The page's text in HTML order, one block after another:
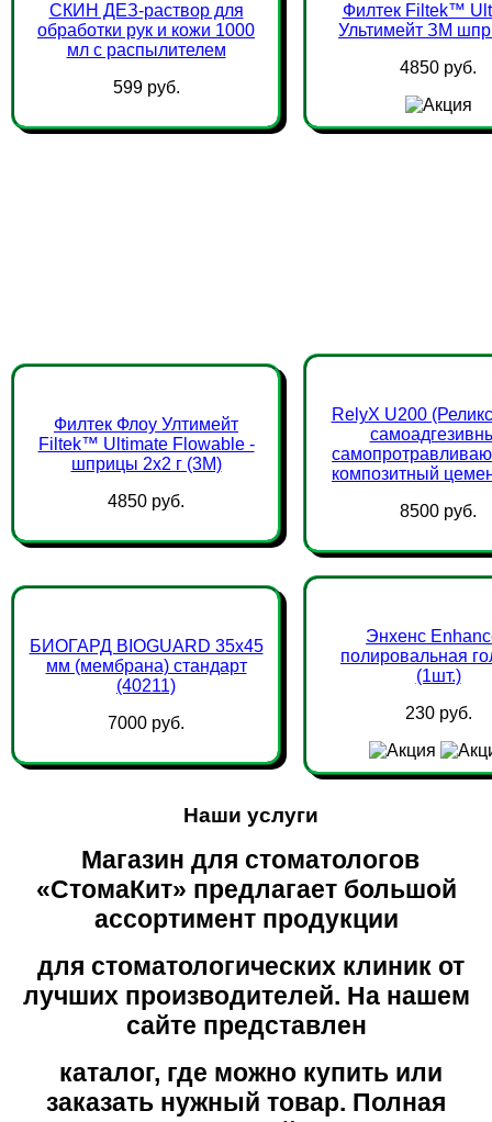
СКИН ДЕЗ-раствор для
обработки рук и кожи 1000
мл с распылителем
599 руб.
Филтек Filtek™
Ультимейт ЗМ
4850 руб.
Филтек Флоу Ултимейт
Filtek™ Ultimate Flowable -
шприцы 2х2 г (3М)
4850 руб.
RelyX U200
композитный
8500 руб.
БИОГАРД BIOGUARD 35х45
мм (мембрана) стандарт
(40211)
7000 руб.
Энхенс
полировальная
(1шт.)
230 руб.
Наши услуги
Магазин для стоматологов
«СтомаКит» предлагает большой
ассортимент продукции
для стоматологических клиник от
лучших производителей. На нашем
сайте представлен
каталог, где можно купить или
заказать нужный товар. Полная